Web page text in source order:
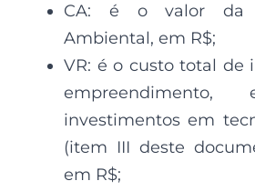
CA: é o valor da
Ambiental, em R$;
VR: é o custo total de
empreendimento,
investimentos em
(item III deste
em R$;